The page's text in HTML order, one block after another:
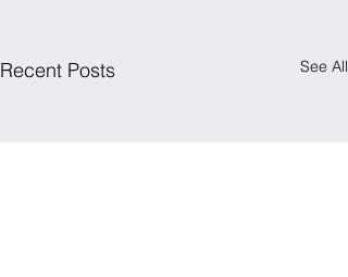
Recent Posts See All